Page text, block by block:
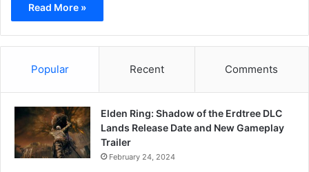
Read More »
Popular Recent Comments
Elden Ring: Shadow of the Erdtree DLC
Lands Release Date and New Gameplay
Trailer
February 24, 2024